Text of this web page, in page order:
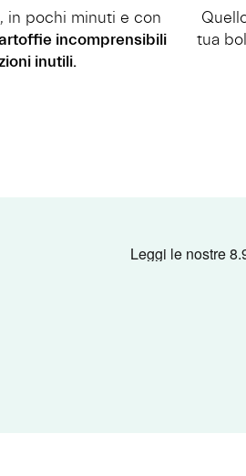
in pochi minuti e con
incomprensibili
inutili.
tua